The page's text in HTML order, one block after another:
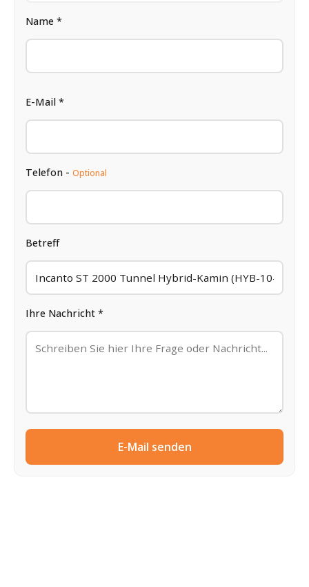
Name *
E-Mail *
Telefon - Optional
Betreff
Ihre Nachricht *
E-Mail senden